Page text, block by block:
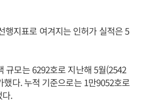
행지표로 여겨지는 인허가 실적은 5
규모는 6292호로 지난해 5월(2542
했다. 누적 기준으로는 1만9052호로
.